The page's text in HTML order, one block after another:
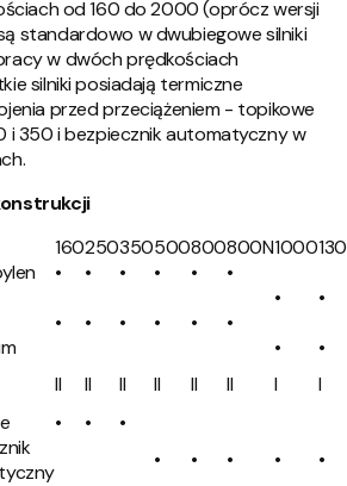
od 160 do 2000 (oprócz wersji
standardowo w dwubiegowe silniki
w dwóch prędkościach
silniki posiadają termiczne
przed przeciążeniem - topikowe
i 350 i bezpiecznik automatyczny w
160250350500800800N1000
• • • • •
•
•
•
• • • • •
•
•
•
II II II II II II I
I
• •
•
• • • •
•